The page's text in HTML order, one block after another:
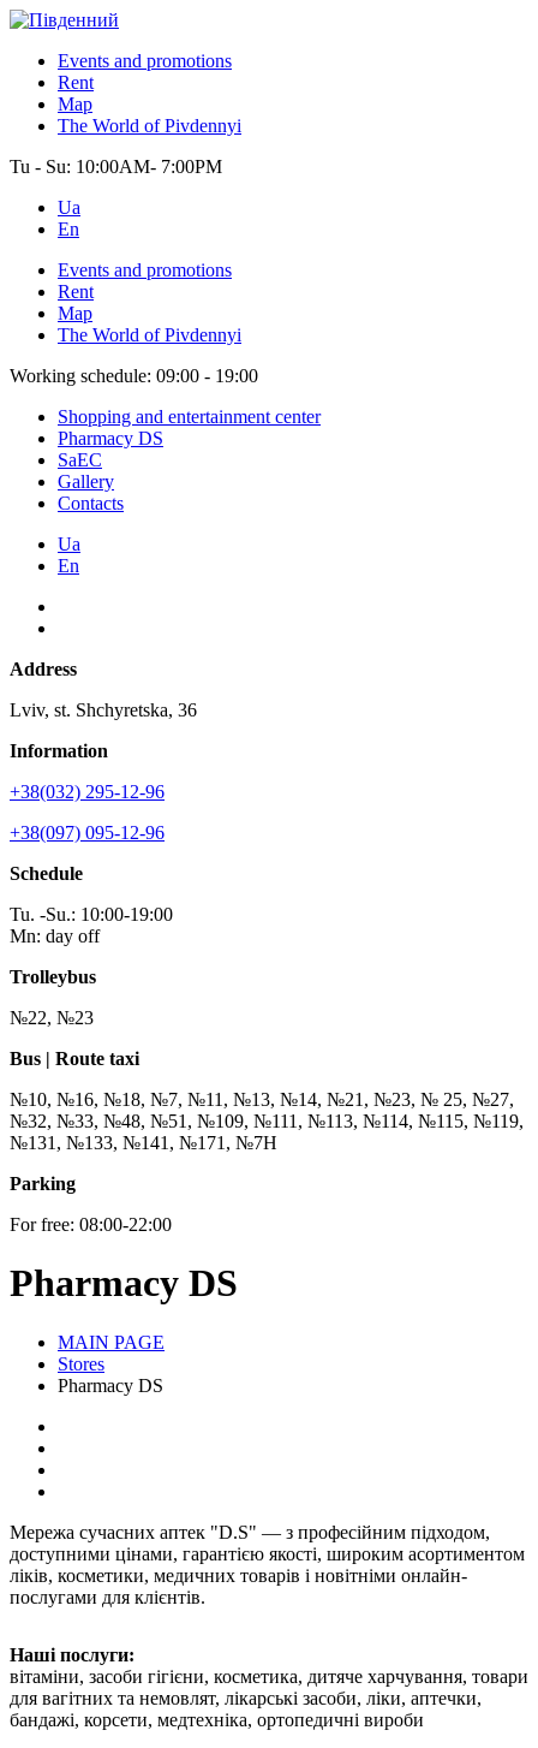
Events and promotions
Rent
Map
The World of Pivdennyi
Tu - Su: 10:00AM- 7:00PM
Ua
En
Events and promotions
Rent
Map
The World of Pivdennyi
Working schedule: 09:00 - 19:00
Shopping and entertainment center
Pharmacy DS
SaEC
Gallery
Contacts
Ua
En
Address
Lviv, st. Shchyretska, 36
Information
+38(032) 295-12-96
+38(097) 095-12-96
Schedule
Tu. -Su.: 10:00-19:00
Mn: day off
Trolleybus
№22, №23
Bus | Route taxi
№10, №16, №18, №7, №11, №13, №14, №21, №23, № 25, №27,
№32, №33, №48, №51, №109, №111, №113, №114, №115, №119,
№131, №133, №141, №171, №7Н
Parking
For free: 08:00-22:00
Pharmacy DS
MAIN PAGE
Stores
Pharmacy DS
Мережа сучасних аптек "D.S" — з професійним підходом,
доступними цінами, гарантією якості, широким асортиментом
ліків, косметики, медичних товарів і новітніми онлайн-
послугами для клієнтів.
Наші послуги:
вітаміни, засоби гігієни, косметика, дитяче харчування, товари
для вагітних та немовлят, лікарські засоби, ліки, аптечки,
бандажі, корсети, медтехніка, ортопедичні вироби